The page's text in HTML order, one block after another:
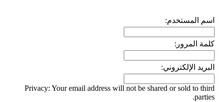
اسم المستخدم:
كلمة المرور:
البريد الإلكتروني:
Privacy: Your email address will not be shared or sold to third
parties.